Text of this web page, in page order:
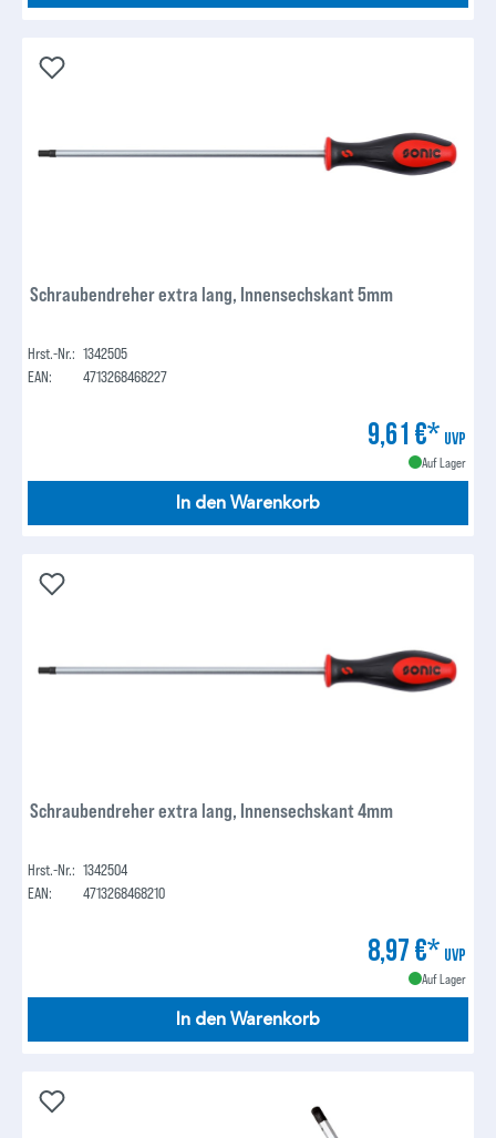
Schraubendreher extra lang, Innensechskant 5mm
Hrst.-Nr.: 1342505
EAN:
4713268468227
9,61 €* UVP
Auf Lager
In den Warenkorb
Schraubendreher extra lang, Innensechskant 4mm
Hrst.-Nr.: 1342504
EAN:
4713268468210
8,97 €* UVP
Auf Lager
In den Warenkorb